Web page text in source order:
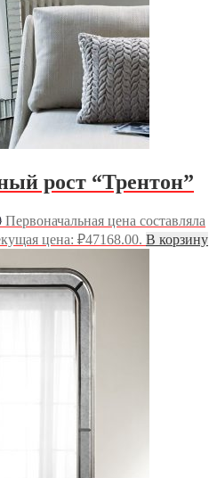
рост “Трентон”
Первоначальная цена составляла
цена: ₽47168.00. В корзину